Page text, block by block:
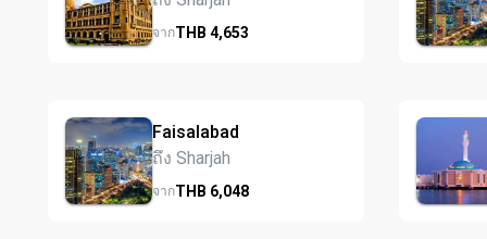
จากTHB 4,653
Faisalabad
ถึง Sharjah
จากTHB 6,048